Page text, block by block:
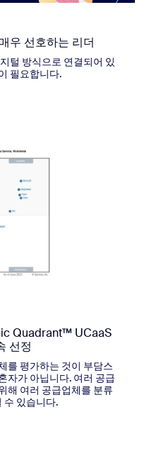
우 선호하는 리더
털 방식으로 연결되어 있
필요합니다.
Quadrant™ UCaaS 부
Quadrant™ UCaaS
선정
를 평가하는 것이 부담스
자가 아닙니다. 여러 공급
해 여러 공급업체를 분류
수 있습니다.